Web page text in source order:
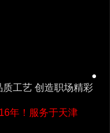
质工艺 创造职场精彩
年！服务于天津